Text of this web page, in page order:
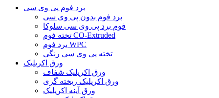
برد فوم پی وی سی
برد فوم بدون پی وی سی
فوم برد پی وی سی سلوکا
تخته فوم CO-Extruded
برد فوم WPC
تخته پی وی سی رنگی
ورق اکریلیک
ورق اکریلیک شفاف
ورق اکریلیک ریخته گری
ورق آینه اکریلیک